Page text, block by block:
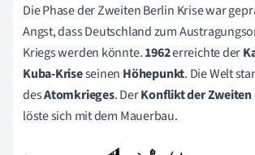
Die Phase der Zweiten Berlin Krise war
Angst, dass Deutschland zum
Kriegs werden könnte.1962erreichte der
Kuba-Kriseseinen Höhepunkt. Die Welt
desAtomkrieges.DerKonflikt der Zweiten
löste sich mit dem Mauerbau.